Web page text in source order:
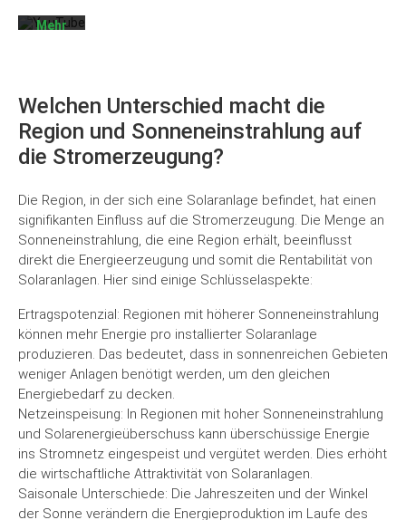
Mehr
YouTube
immer
entsperren
Welchen Unterschied macht die
Region und Sonneneinstrahlung auf
die Stromerzeugung?
Die Region, in der sich eine Solaranlage befindet, hat einen
signifikanten Einfluss auf die Stromerzeugung. Die Menge an
Sonneneinstrahlung, die eine Region erhält, beeinflusst
direkt die Energieerzeugung und somit die Rentabilität von
Solaranlagen. Hier sind einige Schlüsselaspekte:
Ertragspotenzial: Regionen mit höherer Sonneneinstrahlung
können mehr Energie pro installierter Solaranlage
produzieren. Das bedeutet, dass in sonnenreichen Gebieten
weniger Anlagen benötigt werden, um den gleichen
Energiebedarf zu decken.
Netzeinspeisung: In Regionen mit hoher Sonneneinstrahlung
und Solarenergieüberschuss kann überschüssige Energie
ins Stromnetz eingespeist und vergütet werden. Dies erhöht
die wirtschaftliche Attraktivität von Solaranlagen.
Saisonale Unterschiede: Die Jahreszeiten und der Winkel
der Sonne verändern die Energieproduktion im Laufe des